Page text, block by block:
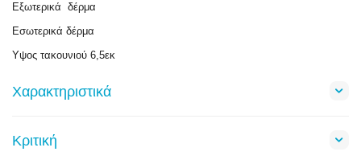
Εξωτερικά δέρμα
Εσωτερικά δέρμα
Υψος τακουνιού 6,5εκ
Χαρακτηριστικά
Κριτική